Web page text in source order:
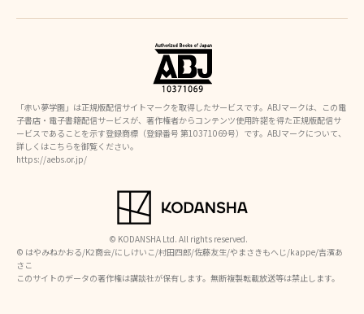
「赤い夢学園」は正規版配信サイトマークを取得したサービスです。ABJマークは、この電
子書店・電子書籍配信サービスが、著作権者からコンテンツ使用許諾を得た正規版配信サ
ービスであることを示す登録商標（登録番号 第10371069号）です。ABJマークについて、
詳しくはこちらを御覧ください。
https://aebs.or.jp/
© KODANSHA Ltd. All rights reserved.
©︎ はやみねかおる/K2商会/にしけいこ/村田四郎/佐藤友生/やまさきもへじ/kappe/吉濱あ
さこ
このサイトのデータの著作権は講談社が保有します。無断複製転載放送等は禁止します。